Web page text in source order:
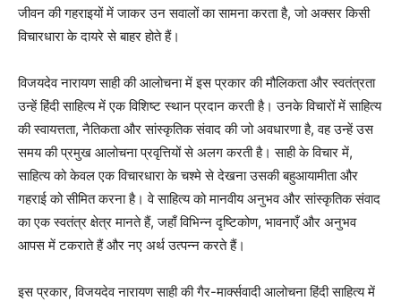
जीवन की गहराइयों में जाकर उन सवालों का सामना करता है, जो अक्सर किसी
विचारधारा के दायरे से बाहर होते हैं।
विजयदेव नारायण साही की आलोचना में इस प्रकार की मौलिकता और स्वतंत्रता
उन्हें हिंदी साहित्य में एक विशिष्ट स्थान प्रदान करती है। उनके विचारों में साहित्य
की स्वायत्तता, नैतिकता और सांस्कृतिक संवाद की जो अवधारणा है, वह उन्हें उस
समय की प्रमुख आलोचना प्रवृत्तियों से अलग करती है। साही के विचार में,
साहित्य को केवल एक विचारधारा के चश्मे से देखना उसकी बहुआयामीता और
गहराई को सीमित करना है। वे साहित्य को मानवीय अनुभव और सांस्कृतिक संवाद
का एक स्वतंत्र क्षेत्र मानते हैं, जहाँ विभिन्न दृष्टिकोण, भावनाएँ और अनुभव
आपस में टकराते हैं और नए अर्थ उत्पन्न करते हैं।
इस प्रकार, विजयदेव नारायण साही की गैर-मार्क्सवादी आलोचना हिंदी साहित्य में